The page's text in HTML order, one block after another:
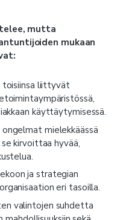
mutta
mukaan
toisiinsa liittyvät
käyttäytymisessä.
mielekkäässä
kirvoittaa hyvää,
ja strategian
eri tasoilla.
valintojen suhdetta